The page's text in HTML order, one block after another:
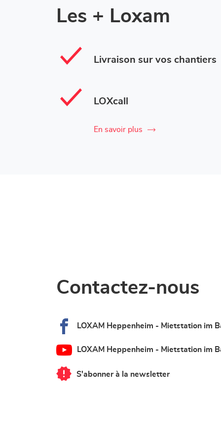
Les + Loxam
Livraison sur vos chantiers
LOXcall
En savoir plus
Contactez-nous
LOXAM Heppenheim - Mietstation im
LOXAM Heppenheim - Mietstation im
S'abonner à la newsletter
du